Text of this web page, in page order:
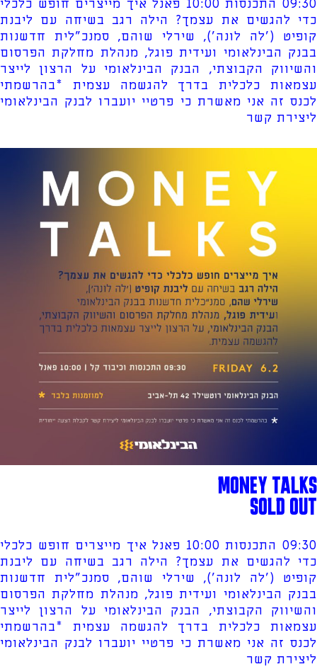
09:30 התכנסות 10:00 פאנל איך מייצרים חופש כלכלי
כדי להגשים את עצמך? הילה רגב בשיחה עם ליבנת
קופיט ('לה לונה'), שירלי שוהם, סמנכ"לית חדשנות
בבנק הבינלאומי ועידית פוגל, מנהלת מחלקת הפרסום
והשיווק הקבוצתי, הבנק הבינלאומי על הרצון לייצר
עצמאות כלכלית בדרך להגשמה עצמית *בהרשמתי
לכנס זה אני מאשרת כי פרטיי יועברו לבנק הבינלאומי
ליצירת קשר
MONEY TALKS
SOLD OUT
09:30 התכנסות 10:00 פאנל איך מייצרים חופש כלכלי
כדי להגשים את עצמך? הילה רגב בשיחה עם ליבנת
קופיט ('לה לונה'), שירלי שוהם, סמנכ"לית חדשנות
בבנק הבינלאומי ועידית פוגל, מנהלת מחלקת הפרסום
והשיווק הקבוצתי, הבנק הבינלאומי על הרצון לייצר
עצמאות כלכלית בדרך להגשמה עצמית *בהרשמתי
לכנס זה אני מאשרת כי פרטיי יועברו לבנק הבינלאומי
ליצירת קשר